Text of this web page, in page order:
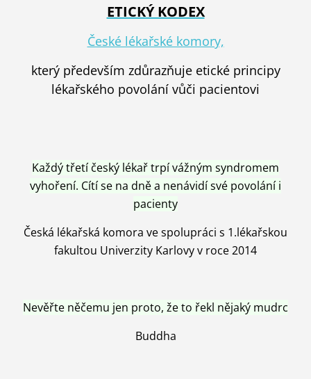
ETICKÝ KODEX
České lékařské komory,
který především zdůrazňuje etické principy
lékařského povolání vůči pacientovi
Každý třetí český lékař trpí vážným syndromem
vyhoření. Cítí se na dně a nenávidí své povolání i
pacienty
Česká lékařská komora ve spolupráci s 1.lékařskou
fakultou Univerzity Karlovy v roce 2014
Nevěřte něčemu jen proto, že to řekl nějaký mudrc
Buddha